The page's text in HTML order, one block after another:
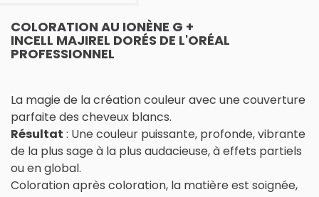
COLORATION AU IONÈNE G +
INCELL MAJIREL DORÉS DE L'ORÉAL
PROFESSIONNEL
La magie de la création couleur avec une couverture
parfaite des cheveux blancs.
Résultat : Une couleur puissante, profonde, vibrante
de la plus sage à la plus audacieuse, à effets partiels
ou en global.
Coloration après coloration, la matière est soignée,